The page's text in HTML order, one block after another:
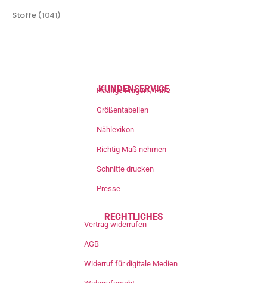
Stoffe (1041)
KUNDENSERVICE
Häufige Fragen / Hilfe
Größentabellen
Nählexikon
Richtig Maß nehmen
Schnitte drucken
Presse
RECHTLICHES
Vertrag widerrufen
AGB
Widerruf für digitale Medien